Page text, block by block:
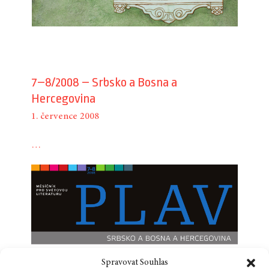
Spravovat Souhlas
7–8/2008 – Srbsko a Bosna a
Hercegovina
1. července 2008
…